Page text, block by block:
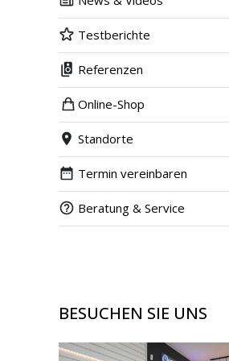
Testberichte
Referenzen
Online-Shop
Standorte
Termin vereinbaren
Beratung & Service
BESUCHEN SIE UNS